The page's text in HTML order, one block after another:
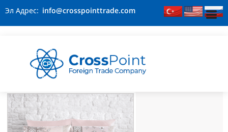
Эл Адрес: info@crosspointtrade.com